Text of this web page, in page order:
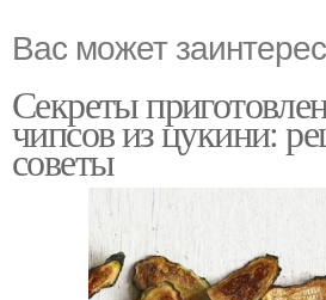
Вас может
Секреты
чипсов из цукини:
советы